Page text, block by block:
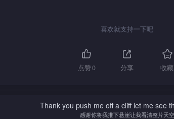
喜欢就支持一下吧
点赞0 分享 收藏
Thank you push me off a cliff let me see
感谢你将我推下悬崖让我看清整片天空